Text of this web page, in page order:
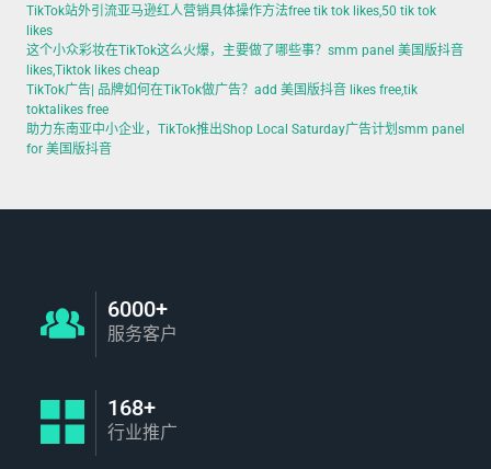
TikTok站外引流亚马逊红人营销具体操作方法free tik tok likes,50 tik tok
likes
这个小众彩妆在TikTok这么火爆，主要做了哪些事？smm panel 美国版抖音
likes,Tiktok likes cheap
TikTok广告| 品牌如何在TikTok做广告？add 美国版抖音 likes free,tik
toktalikes free
助力东南亚中小企业，TikTok推出Shop Local Saturday广告计划smm panel
for 美国版抖音
6000+
服务客户
168+
行业推广